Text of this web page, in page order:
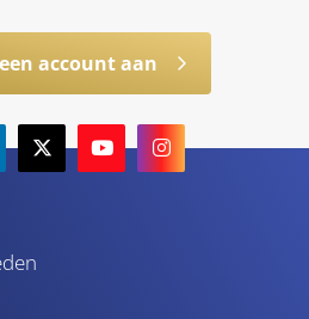
account aan